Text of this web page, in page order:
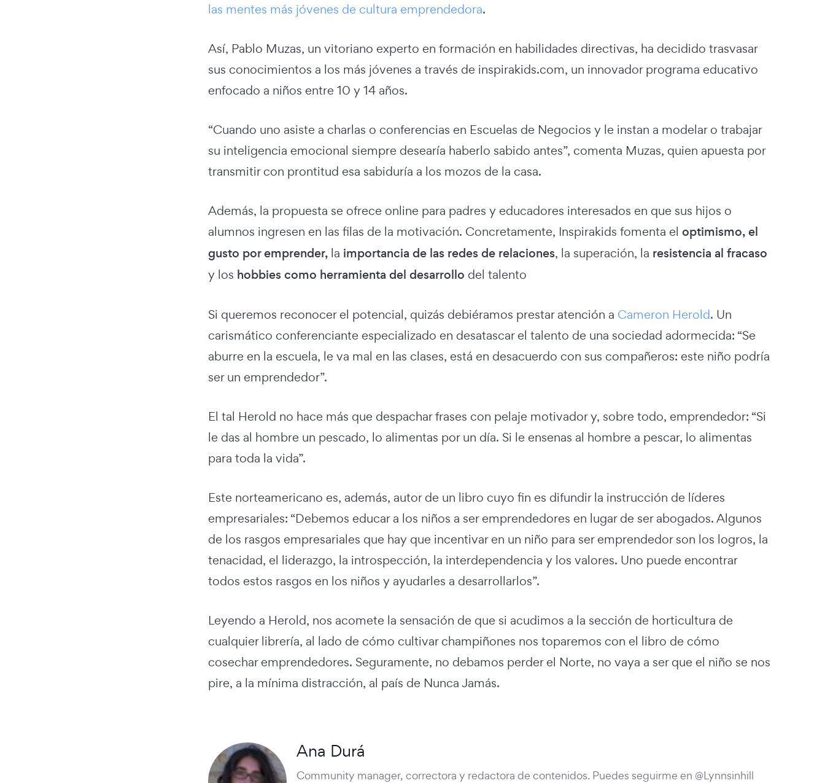
las mentes más jóvenes de cultura emprendedora.
Así, Pablo Muzas, un vitoriano experto en formación en habilidades directivas, ha decidido trasvasar
sus conocimientos a los más jóvenes a través de inspirakids.com, un innovador programa educativo
enfocado a niños entre 10 y 14 años.
“Cuando uno asiste a charlas o conferencias en Escuelas de Negocios y le instan a modelar o trabajar
su inteligencia emocional siempre desearía haberlo sabido antes”, comenta Muzas, quien apuesta por
transmitir con prontitud esa sabiduría a los mozos de la casa.
Además, la propuesta se ofrece online para padres y educadores interesados en que sus hijos o
alumnos ingresen en las filas de la motivación. Concretamente, Inspirakids fomenta el optimismo,el
gusto por emprender, la importancia de las redes de relaciones, la superación, la resistencia al fracaso
y los hobbies como herramienta del desarrollo del talento
Si queremos reconocer el potencial, quizás debiéramos prestar atención a Cameron Herold. Un
carismático conferenciante especializado en desatascar el talento de una sociedad adormecida: “Se
aburre en la escuela, le va mal en las clases, está en desacuerdo con sus compañeros: este niño podría
ser un emprendedor”.
El tal Herold no hace más que despachar frases con pelaje motivador y, sobre todo, emprendedor: “Si
le das al hombre un pescado, lo alimentas por un día. Si le ensenas al hombre a pescar, lo alimentas
para toda la vida”.
Este norteamericano es, además, autor de un libro cuyo fin es difundir la instrucción de líderes
empresariales: “Debemos educar a los niños a ser emprendedores en lugar de ser abogados. Algunos
de los rasgos empresariales que hay que incentivar en un niño para ser emprendedor son los logros, la
tenacidad, el liderazgo, la introspección, la interdependencia y los valores. Uno puede encontrar
todos estos rasgos en los niños y ayudarles a desarrollarlos”.
Leyendo a Herold, nos acomete la sensación de que si acudimos a la sección de horticultura de
cualquier librería, al lado de cómo cultivar champiñones nos toparemos con el libro de cómo
cosechar emprendedores. Seguramente, no debamos perder el Norte, no vaya a ser que el niño se nos
pire, a la mínima distracción, al país de Nunca Jamás.
Ana Durá
Community manager, correctora y redactora de contenidos. Puedes seguirme en @Lynnsinhill